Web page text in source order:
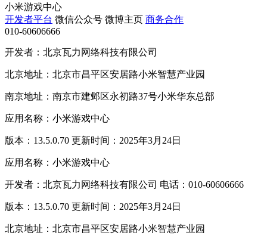
小米游戏中心
开发者平台 微信公众号 微博主页 商务合作
010-60606666
开发者：北京瓦力网络科技有限公司
北京地址：北京市昌平区安居路小米智慧产业园
南京地址：南京市建邺区永初路37号小米华东总部
应用名称：小米游戏中心
版本：13.5.0.70 更新时间：2025年3月24日
应用名称：小米游戏中心
开发者：北京瓦力网络科技有限公司 电话：010-60606666
版本：13.5.0.70 更新时间：2025年3月24日
北京地址：北京市昌平区安居路小米智慧产业园